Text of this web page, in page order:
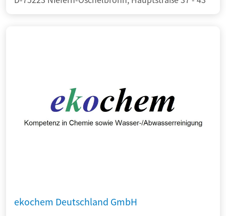
ekochem Deutschland GmbH